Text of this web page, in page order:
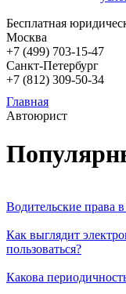
Бесплатная
Москва
+7 (499) 703-15-47
Санкт-Петербург
+7 (812) 309-50-34
Главная
Автоюрист
Водительские права
Как выглядит
пользоваться?
Какова